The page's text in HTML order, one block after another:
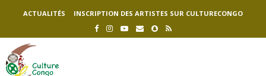
ACTUALITÉS INSCRIPTION DES ARTISTES SUR CULTURECONGO